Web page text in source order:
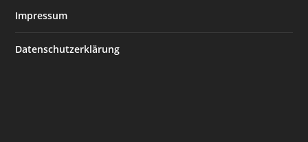
Impressum
Datenschutzerklärung